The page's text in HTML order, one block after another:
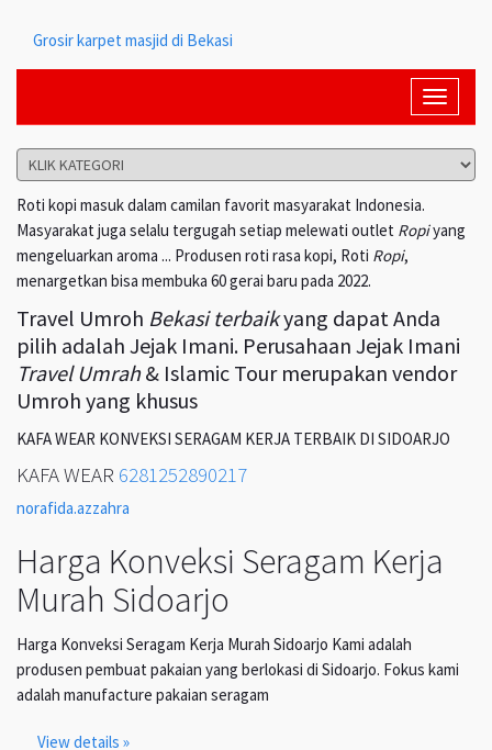
Grosir karpet masjid di Bekasi
Toggle
Roti kopi masuk dalam camilan favorit masyarakat Indonesia.
Masyarakat juga selalu tergugah setiap melewati outlet Ropiyang
mengeluarkan aroma ... Produsen roti rasa kopi, Roti Ropi,
menargetkan bisa membuka 60 gerai baru pada 2022.
Travel Umroh Bekasi terbaikyang dapat Anda
pilih adalah Jejak Imani. Perusahaan Jejak Imani
Travel Umrah& Islamic Tour merupakan vendor
Umroh yang khusus
KAFA WEAR KONVEKSI SERAGAM KERJA TERBAIK DI SIDOARJO
KAFA WEAR 6281252890217
norafida.azzahra
Harga Konveksi Seragam Kerja
Murah Sidoarjo
Harga Konveksi Seragam Kerja Murah Sidoarjo Kami adalah
produsen pembuat pakaian yang berlokasi di Sidoarjo. Fokus kami
adalah manufacture pakaian seragam
View details »